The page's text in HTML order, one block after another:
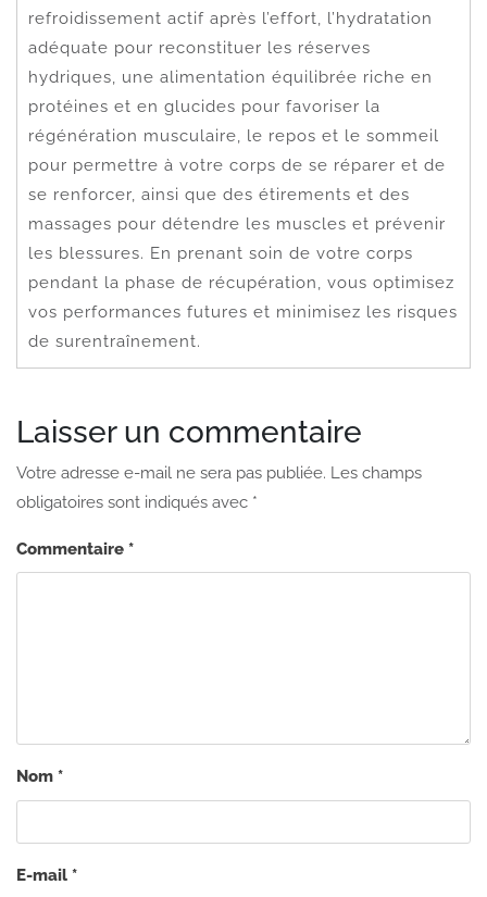
refroidissement actif après l’effort, l’hydratation
adéquate pour reconstituer les réserves
hydriques, une alimentation équilibrée riche en
protéines et en glucides pour favoriser la
régénération musculaire, le repos et le sommeil
pour permettre à votre corps de se réparer et de
se renforcer, ainsi que des étirements et des
massages pour détendre les muscles et prévenir
les blessures. En prenant soin de votre corps
pendant la phase de récupération, vous optimisez
vos performances futures et minimisez les risques
de surentraînement.
Laisser un commentaire
Votre adresse e-mail ne sera pas publiée. Les champs
obligatoires sont indiqués avec *
Commentaire *
Nom *
E-mail *